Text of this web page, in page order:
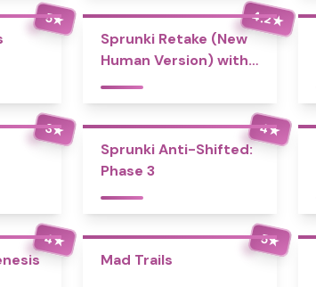
5★ 4.2★
Sprunki Retake (New
Human Version) with
Bonus
3★ 4★
Sprunki Anti-Shifted:
Phase 3
4★ 5★
Mad Trails